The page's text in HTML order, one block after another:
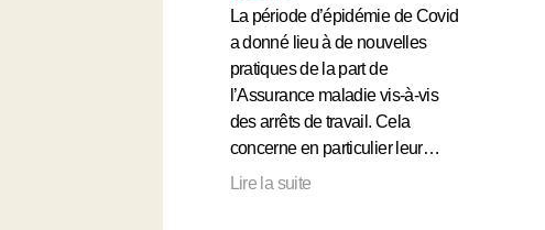
La période d’épidémie de Covid
a donné lieu à de nouvelles
pratiques de la part de
l’Assurance maladie vis-à-vis
des arrêts de travail. Cela
concerne en particulier leur…
Lire la suite